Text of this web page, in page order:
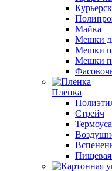
Майка
Мешки
Мешки
Мешки
Пленка
Стрейч
Пищевая